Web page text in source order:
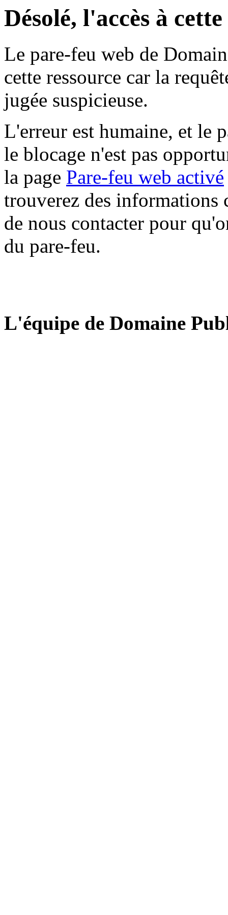
Désolé, l'accès à
Le pare-feu web de
cette ressource car la
jugée suspicieuse.
L'erreur est humaine, et le
le blocage n'est pas
la page Pare-feu web activé
trouverez des informations
de nous contacter pour
du pare-feu.
L'équipe de Domaine